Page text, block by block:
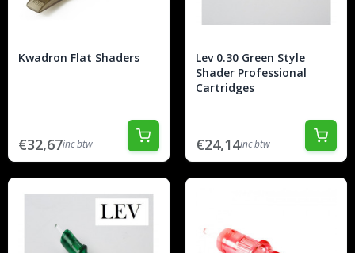
Kwadron Flat Shaders
€32,67inc btw
Lev 0.30 Green Style
Shader Professional
Cartridges
€24,14inc btw